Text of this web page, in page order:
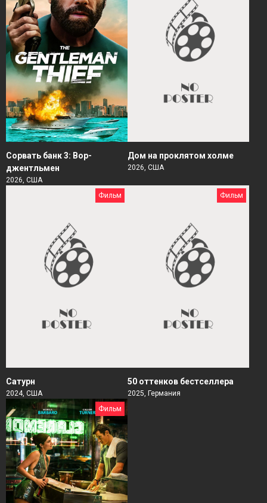
Сорвать банк 3: Вор-
джентльмен
2026, США
Дом на проклятом холме
2026, США
Фильм
Сатурн
2024, США
Фильм
50 оттенков бестселлера
2025, Германия
Фильм